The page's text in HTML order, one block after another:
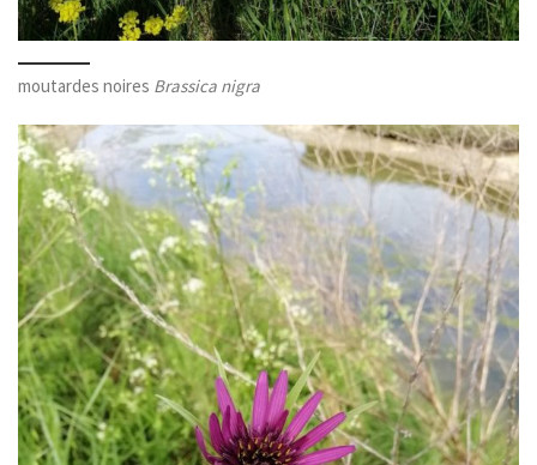
moutardes noires Brassica nigra